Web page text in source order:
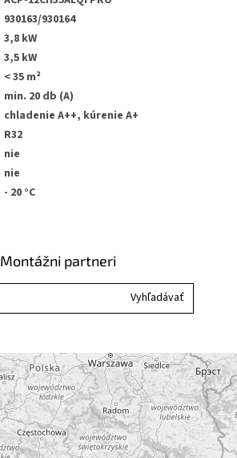
930163/930164
3,8 kW
3,5 kW
< 35 m²
min. 20 db (A)
chladenie A++, kúrenie A+
R32
nie
nie
- 20 °C
Montážni partneri